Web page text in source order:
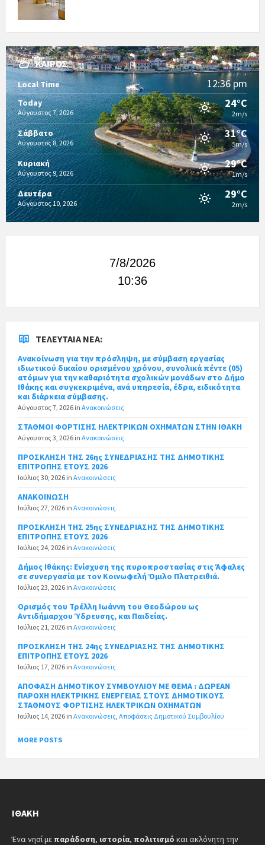
ΚΑΙΡΌΣ
Local Time 12:36 pm
Today
Αύγουστος 7, 2026
24°C
2m/s
Σάββατο
Αύγουστος 8, 2026
31°C
5m/s
Κυριακή
Αύγουστος 9, 2026
29°C
1m/s
Δευτέρα
Αύγουστος 10, 2026
29°C
2m/s
7/8/2026
10:36
ΤΕΛΕΥΤΑΊΑ ΝΈΑ:
Ανακοίνωση για την πρόσληψη, με σύμβαση εργασίας
ιδιωτικού δικαίου ορισμένου χρόνου, συνολικά πέντε (05)
ατόμων για την καθαριότητα σχολικών μονάδων στο Δήμο
Ιθάκης και συγκεκριμένα, ανά υπηρεσία, έδρα, ειδικότητα
και διάρκεια σύμβασης.
Αύγουστος 7, 2026 in Ανακοινώσεις
ΣΤΑΘΜΟΙ ΦΟΡΤΙΣΗΣ ΗΛΕΚΤΡΙΚΩΝ ΟΧΗΜΑΤΩΝ ΣΤΗΝ ΙΘΑΚΗ
Αύγουστος 3, 2026 in Ανακοινώσεις
ΠΡΟΣΚΛΗΣΗ ΤΗΣ 26ης ΣΥΝΕΔΡΙΑΣΗΣ ΤΗΣ ΔΗΜΟΤΙΚΗΣ
ΕΠΙΤΡΟΠΗΣ ΕΤΟΥΣ 2026
Ιούλιος 30, 2026 in Ανακοινώσεις
ΑΝΑΚΟΙΝΩΣΗ
Ιούλιος 27, 2026 in Ανακοινώσεις
ΠΡΟΣΚΛΗΣΗ ΤΗΣ 25ης ΣΥΝΕΔΡΙΑΣΗΣ ΤΗΣ ΔΗΜΟΤΙΚΗΣ
ΕΠΙΤΡΟΠΗΣ ΕΤΟΥΣ 2026
Ιούλιος 24, 2026 in Ανακοινώσεις
Δήμος Ιθάκης: Ενίσχυση της πυροπροστασίας στις Άφαλες
σε συνεργασία με τον Κοινωφελή Όμιλο Πλατρειθιά.
Ιούλιος 23, 2026 in Ανακοινώσεις
Ορισμός του Τρέλλη Ιωάννη του Θεοδώρου ως
Αντιδήμαρχου Ύδρευσης, και Παιδείας.
Ιούλιος 21, 2026 in Ανακοινώσεις
ΠΡΟΣΚΛΗΣΗ ΤΗΣ 24ης ΣΥΝΕΔΡΙΑΣΗΣ ΤΗΣ ΔΗΜΟΤΙΚΗΣ
ΕΠΙΤΡΟΠΗΣ ΕΤΟΥΣ 2026
Ιούλιος 17, 2026 in Ανακοινώσεις
ΑΠΟΦΑΣΗ ΔΗΜΟΤΙΚΟΥ ΣΥΜΒΟΥΛΙΟΥ ΜΕ ΘΕΜΑ : ΔΩΡΕΑΝ
ΠΑΡΟΧΗ ΗΛΕΚΤΡΙΚΗΣ ΕΝΕΡΓΕΙΑΣ ΣΤΟΥΣ ΔΗΜΟΤΙΚΟΥΣ
ΣΤΑΘΜΟΥΣ ΦΟΡΤΙΣΗΣ ΗΛΕΚΤΡΙΚΩΝ ΟΧΗΜΑΤΩΝ
Ιούλιος 14, 2026 in Ανακοινώσεις Αποφάσεις Δημοτικού Συμβουλίου
MORE POSTS
ΙΘΆΚΗ
Ένα νησί με παράδοση, ιστορία, πολιτισμό και ακλόνητη την